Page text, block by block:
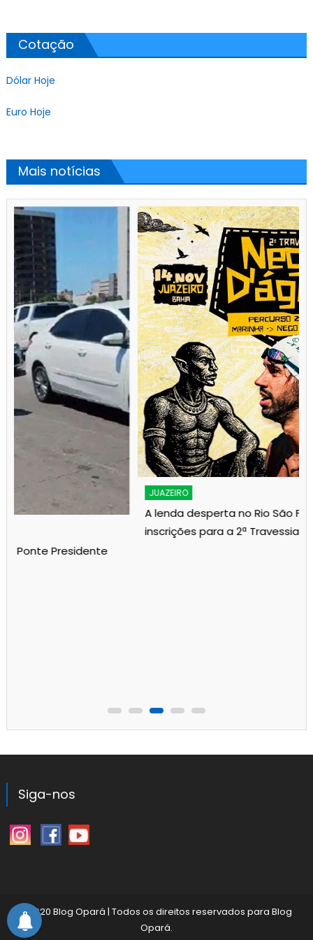
Cotação
Dólar Hoje
Euro Hoje
Mais notícias
A lenda desperta no Rio São Francisco: abertas as
inscrições para a 2ª Travessia do Nego D’Água
Siga-nos
©2020 Blog Opará | Todos os direitos reservados para Blog
Opará.